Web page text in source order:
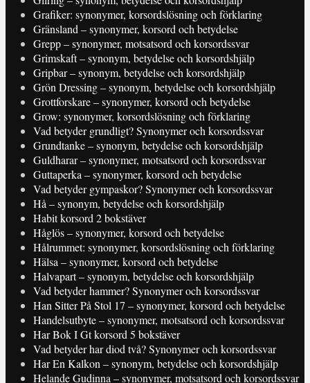
Grafiker: synonymer, korsordslösning och förklaring
Gränsland – synonymer, korsord och betydelse
Grepp – synonymer, motsatsord och korsordssvar
Grimskaft – synonym, betydelse och korsordshjälp
Gripbar – synonym, betydelse och korsordshjälp
Grön Dressing – synonym, betydelse och korsordshjälp
Grottforskare – synonymer, korsord och betydelse
Grow: synonymer, korsordslösning och förklaring
Vad betyder grundligt? Synonymer och korsordssvar
Grundtanke – synonym, betydelse och korsordshjälp
Guldharar – synonymer, motsatsord och korsordssvar
Guttaperka – synonymer, korsord och betydelse
Vad betyder gympaskor? Synonymer och korsordssvar
Hå – synonym, betydelse och korsordshjälp
Habit korsord 2 bokstäver
Håglös – synonymer, korsord och betydelse
Hålrummet: synonymer, korsordslösning och förklaring
Hälsa – synonymer, korsord och betydelse
Halvapart – synonym, betydelse och korsordshjälp
Vad betyder hammer? Synonymer och korsordssvar
Han Sitter På Stol 17 – synonymer, korsord och betydelse
Handelsutbyte – synonymer, motsatsord och korsordssvar
Har Bok I Gt korsord 5 bokstäver
Vad betyder har diod två? Synonymer och korsordssvar
Har En Kalkon – synonym, betydelse och korsordshjälp
Helande Gudinna – synonymer, motsatsord och korsordssvar